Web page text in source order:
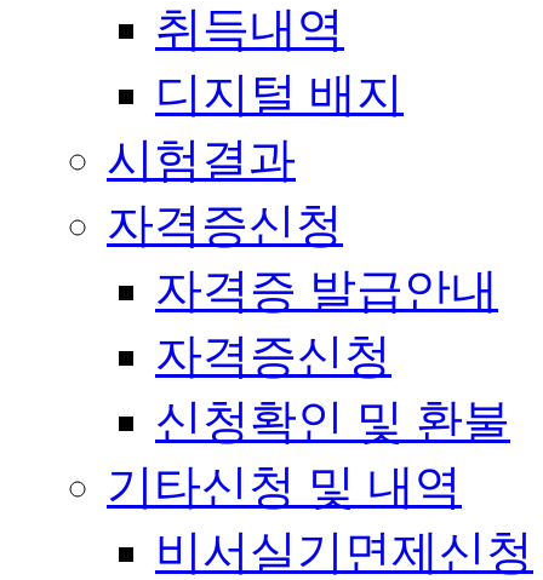
취득내역
디지털 배지
시험결과
자격증신청
자격증 발급안내
자격증신청
신청확인 및 환불
기타신청 및 내역
비서실기면제신청